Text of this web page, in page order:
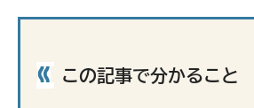
この記事で分かること